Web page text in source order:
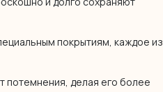
покрытиям, каждое из
потемнения, делая его более